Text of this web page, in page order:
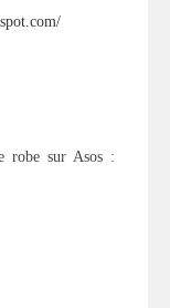
robe sur Asos :